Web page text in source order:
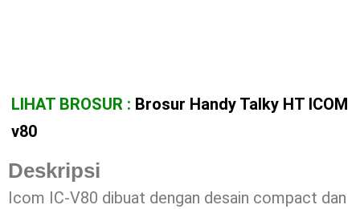
LIHAT BROSUR : Brosur Handy Talky HT ICOM
v80
Deskripsi
Icom IC-V80 dibuat dengan desain compact dan